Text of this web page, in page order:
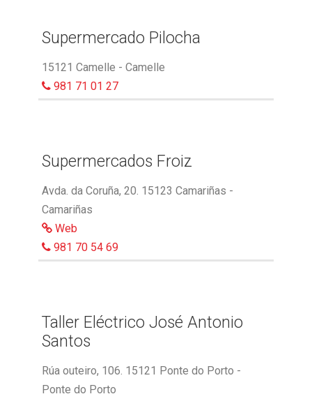
Supermercado Pilocha
15121 Camelle - Camelle
981 71 01 27
Supermercados Froiz
Avda. da Coruña, 20. 15123 Camariñas -
Camariñas
Web
981 70 54 69
Taller Eléctrico José Antonio
Santos
Rúa outeiro, 106. 15121 Ponte do Porto -
Ponte do Porto